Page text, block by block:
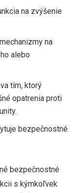
na zvýšenie
na
alebo
tím, ktorý
opatrenia proti
bezpečnostné
bezpečnostné
s kýmkoľvek